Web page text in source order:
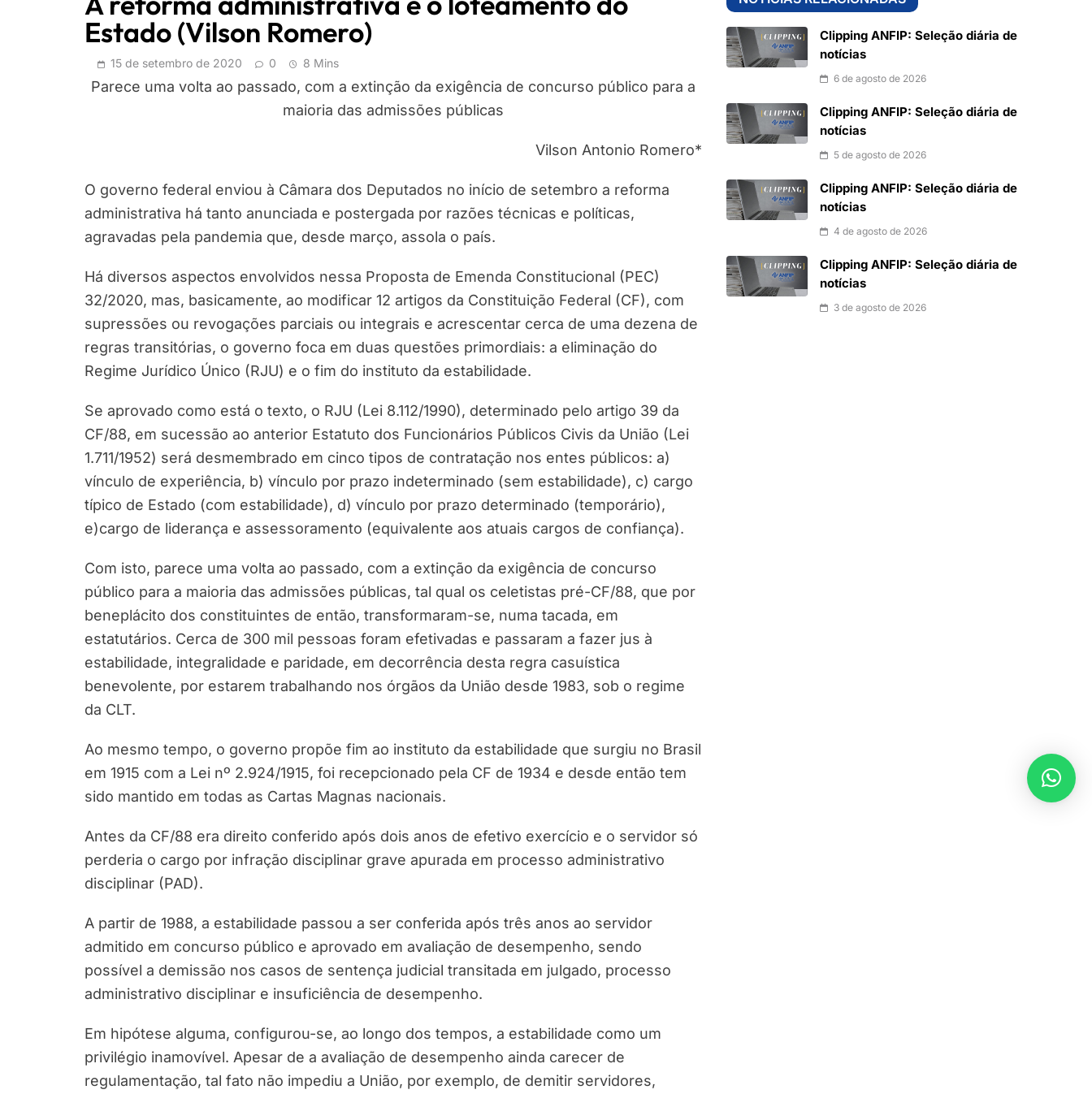
Estado (Vilson Romero)
15 de setembro de 2020 0 8 Mins
Parece uma volta ao passado, com a extinção da exigência de concurso público para a
maioria das admissões públicas
Vilson Antonio Romero*
O governo federal enviou à Câmara dos Deputados no início de setembro a reforma
administrativa há tanto anunciada e postergada por razões técnicas e políticas,
agravadas pela pandemia que, desde março, assola o país.
Há diversos aspectos envolvidos nessa Proposta de Emenda Constitucional (PEC)
32/2020, mas, basicamente, ao modificar 12 artigos da Constituição Federal (CF), com
supressões ou revogações parciais ou integrais e acrescentar cerca de uma dezena de
regras transitórias, o governo foca em duas questões primordiais: a eliminação do
Regime Jurídico Único (RJU) e o fim do instituto da estabilidade.
Se aprovado como está o texto, o RJU (Lei 8.112/1990), determinado pelo artigo 39 da
CF/88, em sucessão ao anterior Estatuto dos Funcionários Públicos Civis da União (Lei
1.711/1952) será desmembrado em cinco tipos de contratação nos entes públicos: a)
vínculo de experiência, b) vínculo por prazo indeterminado (sem estabilidade), c) cargo
típico de Estado (com estabilidade), d) vínculo por prazo determinado (temporário),
e)cargo de liderança e assessoramento (equivalente aos atuais cargos de confiança).
Com isto, parece uma volta ao passado, com a extinção da exigência de concurso
público para a maioria das admissões públicas, tal qual os celetistas pré-CF/88, que por
beneplácito dos constituintes de então, transformaram-se, numa tacada, em
estatutários. Cerca de 300 mil pessoas foram efetivadas e passaram a fazer jus à
estabilidade, integralidade e paridade, em decorrência desta regra casuística
benevolente, por estarem trabalhando nos órgãos da União desde 1983, sob o regime
da CLT.
Ao mesmo tempo, o governo propõe fim ao instituto da estabilidade que surgiu no Brasil
em 1915 com a Lei nº 2.924/1915, foi recepcionado pela CF de 1934 e desde então tem
sido mantido em todas as Cartas Magnas nacionais.
Antes da CF/88 era direito conferido após dois anos de efetivo exercício e o servidor só
perderia o cargo por infração disciplinar grave apurada em processo administrativo
disciplinar (PAD).
A partir de 1988, a estabilidade passou a ser conferida após três anos ao servidor
admitido em concurso público e aprovado em avaliação de desempenho, sendo
possível a demissão nos casos de sentença judicial transitada em julgado, processo
administrativo disciplinar e insuficiência de desempenho.
Em hipótese alguma, configurou-se, ao longo dos tempos, a estabilidade como um
privilégio inamovível. Apesar de a avaliação de desempenho ainda carecer de
regulamentação, tal fato não impediu a União, por exemplo, de demitir servidores,
Clipping ANFIP: Seleção diária de
notícias
6 de agosto de 2026
Clipping ANFIP: Seleção diária de
notícias
5 de agosto de 2026
Clipping ANFIP: Seleção diária de
notícias
4 de agosto de 2026
Clipping ANFIP: Seleção diária de
notícias
3 de agosto de 2026